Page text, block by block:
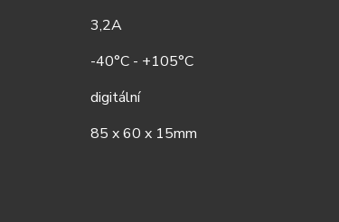
3,2A
-40°C - +105°C
digitální
85 x 60 x 15mm